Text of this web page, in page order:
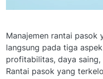
Manajemen rantai pasok
langsung pada tiga
profitabilitas, daya saing,
Rantai pasok yang